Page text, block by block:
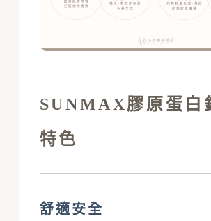
SUNMAX膠原蛋白
特色
舒適安全